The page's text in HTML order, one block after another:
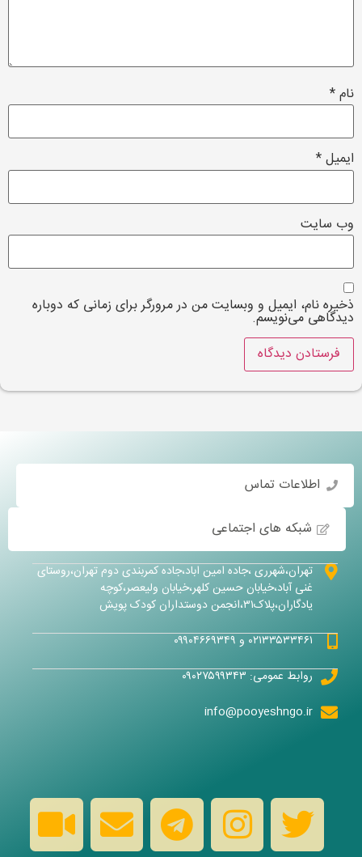
نام*
ایمیل*
وب‌ سایت
ذخیره نام، ایمیل و وبسایت من در مرورگر برای زمانی که دوباره
دیدگاهی می‌نویسم.
اطلاعات تماس
شبکه های اجتماعی
تهران،شهرری ،جاده امین اباد،جاده کمربندی دوم تهران،روستای
غنی آباد،خیابان حسین کلهر،خیابان ولیعصر،کوچه
یادگاران،پلاک۳۱،انجمن دوستداران کودک پویش
۰۲۱۳۳۵۳۳۴۶۱ و ۰۹۹۰۴۶۶۹۳۴۹
روابط عمومی: ۰۹۰۲۷۵۹۹۳۴۳
info@pooyeshngo.ir